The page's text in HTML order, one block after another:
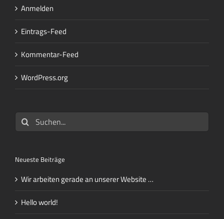
Anmelden
Eintrags-Feed
Kommentar-Feed
WordPress.org
Suche
nach:
Neueste Beiträge
Wir arbeiten gerade an unserer Website …
Hello world!